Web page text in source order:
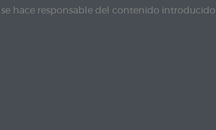
hace responsable del contenido introducido